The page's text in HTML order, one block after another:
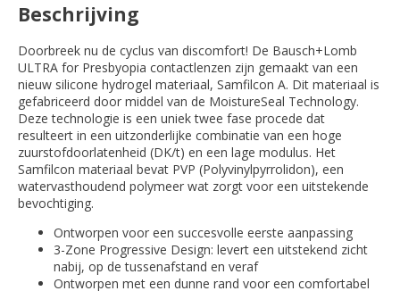
Beschrijving
Doorbreek nu de cyclus van discomfort! De Bausch+Lomb
ULTRA for Presbyopia contactlenzen zijn gemaakt van een
nieuw silicone hydrogel materiaal, Samfilcon A. Dit materiaal is
gefabriceerd door middel van de MoistureSeal Technology.
Deze technologie is een uniek twee fase procede dat
resulteert in een uitzonderlijke combinatie van een hoge
zuurstofdoorlatenheid (DK/t) en een lage modulus. Het
Samfilcon materiaal bevat PVP (Polyvinylpyrrolidon), een
watervasthoudend polymeer wat zorgt voor een uitstekende
bevochtiging.
Ontworpen voor een succesvolle eerste aanpassing
3-Zone Progressive Design: levert een uitstekend zicht
nabij, op de tussenafstand en veraf
Ontworpen met een dunne rand voor een comfortabel